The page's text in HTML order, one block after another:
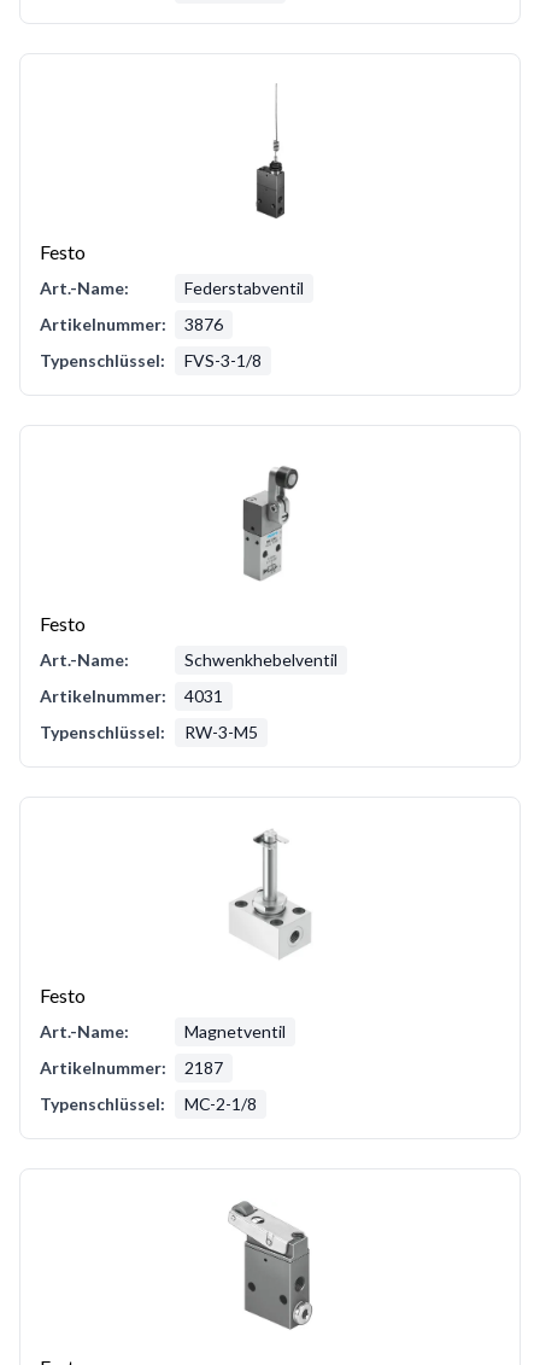
Festo
Art.-Name:
Federstabventil
Artikelnummer:
3876
Typenschlüssel:
FVS-3-1/8
Festo
Art.-Name:
Schwenkhebelventil
Artikelnummer:
4031
Typenschlüssel:
RW-3-M5
Festo
Art.-Name:
Magnetventil
Artikelnummer:
2187
Typenschlüssel:
MC-2-1/8